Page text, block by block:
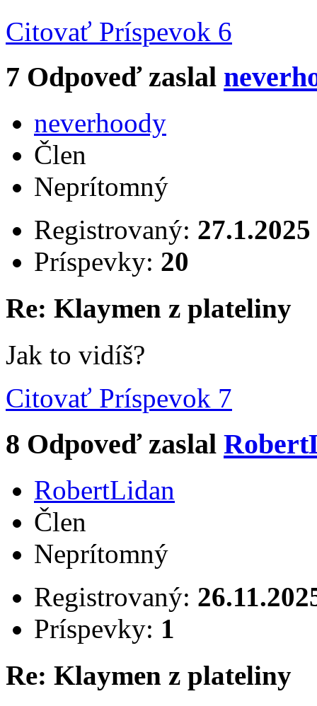
Citovať Príspevok 6
7 Odpoveď zaslal
neverhoody
Člen
Neprítomný
Registrovaný: 27.1.2025
Príspevky: 20
Re: Klaymen z plateliny
Jak to vidíš?
Citovať Príspevok 7
8 Odpoveď zaslal
RobertLidan
Člen
Neprítomný
Registrovaný:
Príspevky: 1
Re: Klaymen z plateliny